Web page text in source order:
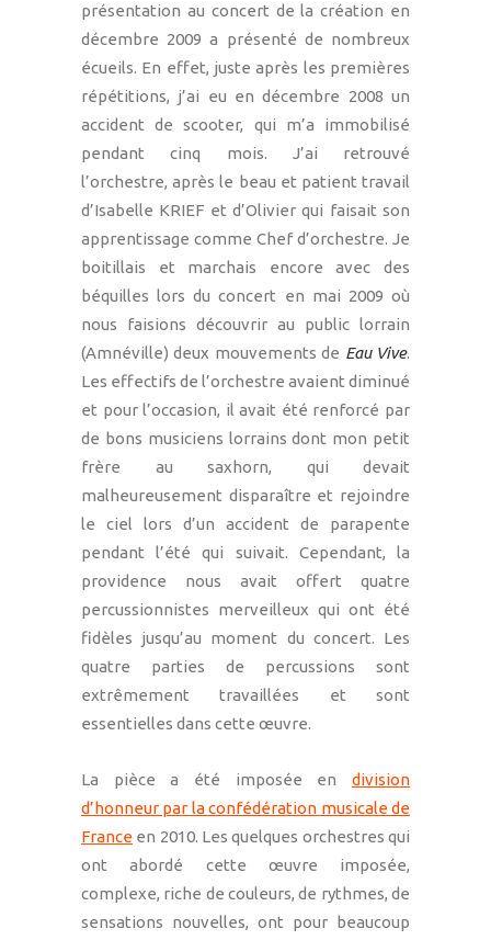
présentation au concert de la création en
décembre 2009 a présenté de nombreux
écueils. En effet, juste après les premières
répétitions, j’ai eu en décembre 2008 un
accident de scooter, qui m’a immobilisé
pendant cinq mois. J’ai retrouvé
l’orchestre, après le beau et patient travail
d’Isabelle KRIEF et d’Olivier qui faisait son
apprentissage comme Chef d’orchestre. Je
boitillais et marchais encore avec des
béquilles lors du concert en mai 2009 où
nous faisions découvrir au public lorrain
(Amnéville) deux mouvements de Eau Vive.
Les effectifs de l’orchestre avaient diminué
et pour l’occasion, il avait été renforcé par
de bons musiciens lorrains dont mon petit
frère au saxhorn, qui devait
malheureusement disparaître et rejoindre
le ciel lors d’un accident de parapente
pendant l’été qui suivait. Cependant, la
providence nous avait offert quatre
percussionnistes merveilleux qui ont été
fidèles jusqu’au moment du concert. Les
quatre parties de percussions sont
extrêmement travaillées et sont
essentielles dans cette œuvre.
La pièce a été imposée en division
d’honneur par la confédération musicale de
France en 2010. Les quelques orchestres qui
ont abordé cette œuvre imposée,
complexe, riche de couleurs, de rythmes, de
sensations nouvelles, ont pour beaucoup